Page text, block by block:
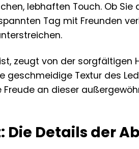
lebhaften Touch. Ob
Tag mit Freunden
zeugt von der sorgfältigen
geschmeidige Textur des
an dieser
Details der